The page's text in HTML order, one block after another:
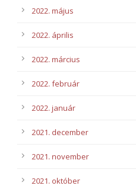
2022. május
2022. április
2022. március
2022. február
2022. január
2021. december
2021. november
2021. október